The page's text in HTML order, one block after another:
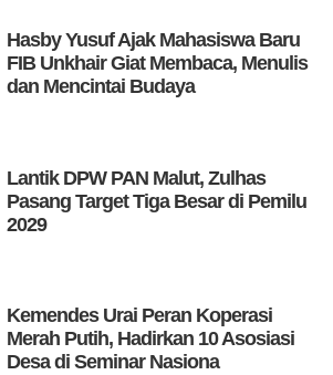
Hasby Yusuf Ajak Mahasiswa Baru
FIB Unkhair Giat Membaca, Menulis
dan Mencintai Budaya
Lantik DPW PAN Malut, Zulhas
Pasang Target Tiga Besar di Pemilu
2029
Kemendes Urai Peran Koperasi
Merah Putih, Hadirkan 10 Asosiasi
Desa di Seminar Nasiona